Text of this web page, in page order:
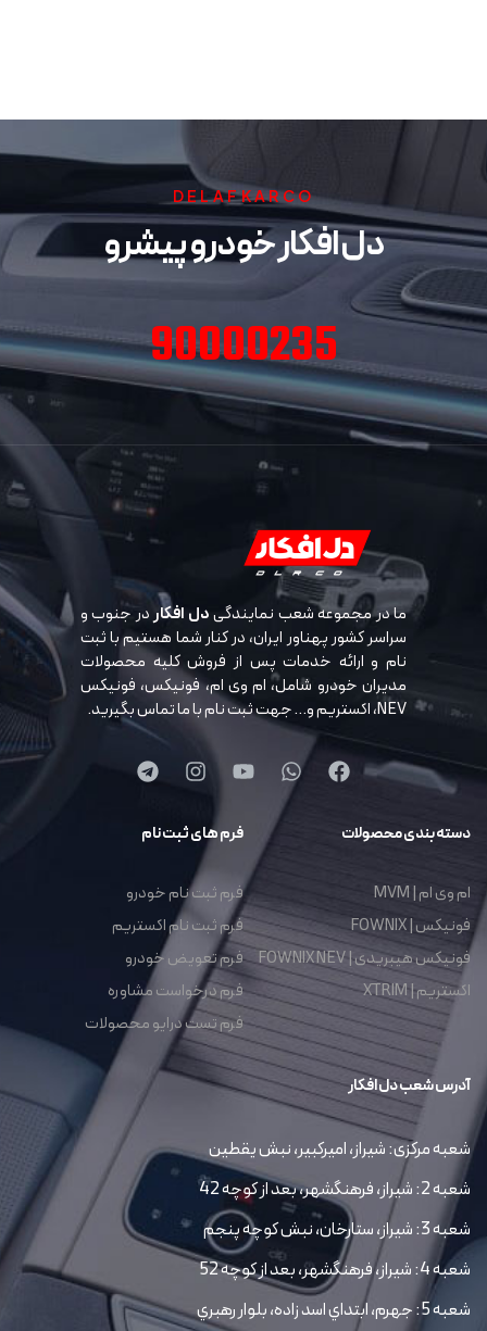
DELAFKARCO
دل افکار خودرو پیشرو
90000235
ما در مجموعه شعب نمایندگیدل افکاردر جنوب و
سراسر کشور پهناور ایران، در کنار شما هستیم با ثبت
نام و ارائه خدمات پس از فروش کلیه محصولات
مدیران خودرو شامل، ام وی ام، فونیکس، فونیکس
NEV، اکستریم و… جهت ثبت نام با ما تماس بگیرید.
دسته بندی محصولات
ام وی ام | MVM
فونیکس | FOWNIX
فونیکس هیبریدی | FOWNIX NEV
اکستریم | XTRIM
فرم های ثبت نام
فرم ثبت نام خودرو
فرم ثبت نام اکستریم
فرم تعویض خودرو
فرم درخواست مشاوره
فرم تست درایو محصولات
آدرس شعب دل افکار
شعبه مرکزی: شیراز، امیرکبیر، نبش یقطین
شعبه 2: شیراز، فرهنگشهر، بعد از کوچه 42
شعبه 3: شیراز، ستارخان، نبش کوچه پنجم
شعبه 4: شیراز، فرهنگشهر، بعد از کوچه 52
شعبه 5: جهرم، ابتداي اسد زاده، بلوار رهبري